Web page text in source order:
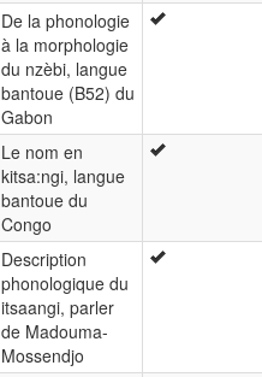
De la phonologie
à la morphologie
du nzèbi, langue
bantoue (B52) du
Gabon
Le nom en
kitsa:ngi, langue
bantoue du
Congo
Description
phonologique du
itsaangi, parler
de Madouma-
Mossendjo